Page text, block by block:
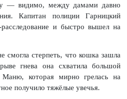
— видимо, между дамами давно
Капитан полиции Гарницкий
и быстро вышел на
смогла стерпеть, что кошка зашла
гнева она схватила большой
которая мирно грелась на
получило тяжёлые увечья.